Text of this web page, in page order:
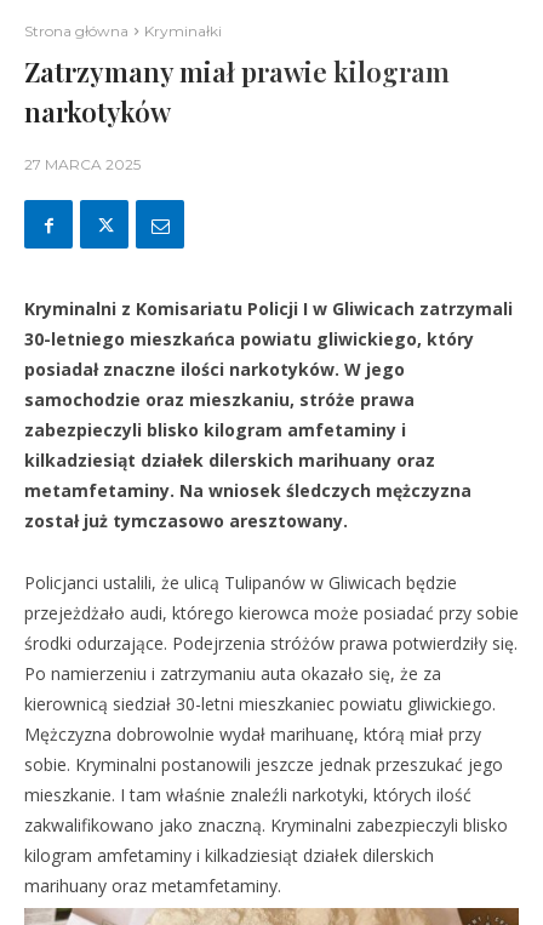
Strona główna Kryminałki
Zatrzymany miał prawie kilogram
narkotyków
27 MARCA 2025
Kryminalni z Komisariatu Policji I w Gliwicach zatrzymali
30-letniego mieszkańca powiatu gliwickiego, który
posiadał znaczne ilości narkotyków. W jego
samochodzie oraz mieszkaniu, stróże prawa
zabezpieczyli blisko kilogram amfetaminy i
kilkadziesiąt działek dilerskich marihuany oraz
metamfetaminy. Na wniosek śledczych mężczyzna
został już tymczasowo aresztowany.
Policjanci ustalili, że ulicą Tulipanów w Gliwicach będzie
przejeżdżało audi, którego kierowca może posiadać przy sobie
środki odurzające. Podejrzenia stróżów prawa potwierdziły się.
Po namierzeniu i zatrzymaniu auta okazało się, że za
kierownicą siedział 30-letni mieszkaniec powiatu gliwickiego.
Mężczyzna dobrowolnie wydał marihuanę, którą miał przy
sobie. Kryminalni postanowili jeszcze jednak przeszukać jego
mieszkanie. I tam właśnie znaleźli narkotyki, których ilość
zakwalifikowano jako znaczną. Kryminalni zabezpieczyli blisko
kilogram amfetaminy i kilkadziesiąt działek dilerskich
marihuany oraz metamfetaminy.